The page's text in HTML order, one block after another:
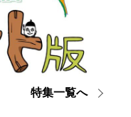
特集一覧へ